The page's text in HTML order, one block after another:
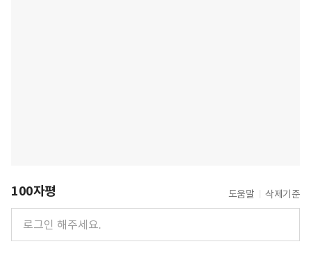
100자평 도움말 삭제기준